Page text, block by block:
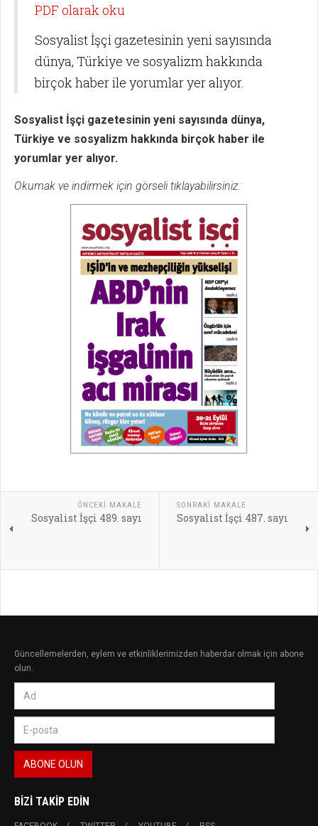
PDF olarak oku
Sosyalist İşçi gazetesinin yeni sayısında
dünya, Türkiye ve sosyalizm hakkında
birçok haber ile yorumlar yer alıyor.
Sosyalist İşçi gazetesinin yeni sayısında dünya,
Türkiye ve sosyalizm hakkında birçok haber ile
yorumlar yer alıyor.
Okumak ve indirmek için görseli tıklayabilirsiniz:
ÖNCEKI MAKALE
Sosyalist İşçi 489. sayı
SONRAKI MAKALE
Sosyalist İşçi 487. sayı
Güncellemelerden, eylem ve etkinliklerimizden haberdar olmak için abone
olun.
BIZI TAKIP EDIN